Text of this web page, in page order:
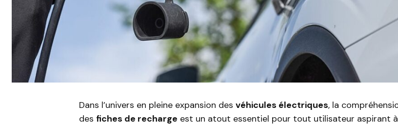
Dans l’univers en pleine expansion des véhicules électriques, la
des fiches de recharge est un atout essentiel pour tout utilisateur aspirant à